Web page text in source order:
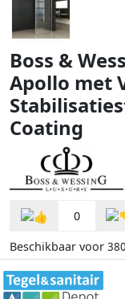
Boss &
Apollo met
Coating
0
Beschikbaar voor